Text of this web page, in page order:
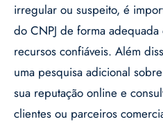
irregular ou suspeito, é
do CNPJ de forma
recursos confiáveis. Além
uma pesquisa adicional
sua reputação online e
clientes ou parceiros